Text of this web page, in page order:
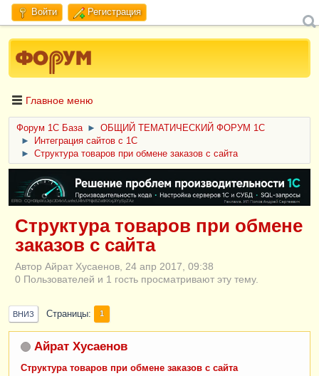
Войти Регистрация
Главное меню
Форум 1C База ►
ОБЩИЙ ТЕМАТИЧЕСКИЙ ФОРУМ 1С
►
Интеграция сайтов с 1С
►
Структура товаров при обмене заказов с сайта
ERID: CQH36pWzJqVJD4xVLsnhcU4hVPNjkBZe8KKxjJiYySyZAz
Структура товаров при обмене
заказов с сайта
Автор Айрат Хусаенов, 24 апр 2017, 09:38
0 Пользователей и 1 гость просматривают эту тему.
ВНИЗ Страницы 1
Айрат Хусаенов
Структура товаров при обмене заказов с сайта